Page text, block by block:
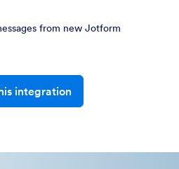
from new Jotform
integration